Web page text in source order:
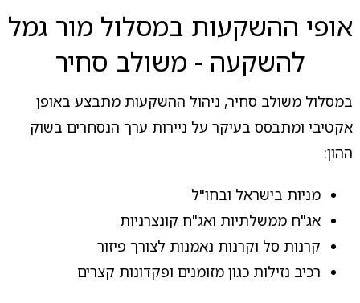
אופי ההשקעות במסלול מור גמל
להשקעה - משולב סחיר
במסלול משולב סחיר, ניהול ההשקעות מתבצע באופן
אקטיבי ומתבסס בעיקר על ניירות ערך הנסחרים בשוק
ההון:
מניות בישראל ובחו"ל
אג"ח ממשלתיות ואג"ח קונצרניות
קרנות סל וקרנות נאמנות לצורך פיזור
רכיב נזילות כגון מזומנים ופקדונות קצרים